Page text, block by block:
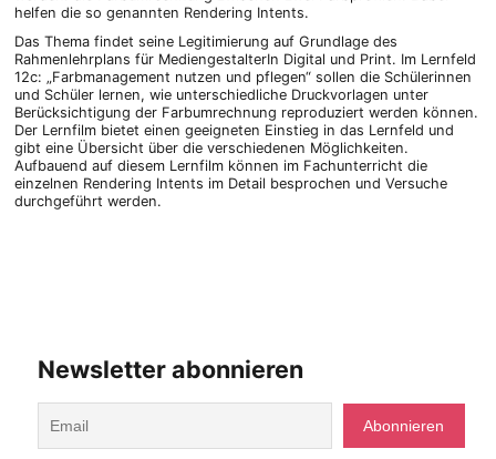
helfen die so genannten Rendering Intents.
Das Thema findet seine Legitimierung auf Grundlage des
Rahmenlehrplans für MediengestalterIn Digital und Print. Im Lernfeld
12c: „Farbmanagement nutzen und pflegen“ sollen die Schülerinnen
und Schüler lernen, wie unterschiedliche Druckvorlagen unter
Berücksichtigung der Farbumrechnung reproduziert werden können.
Der Lernfilm bietet einen geeigneten Einstieg in das Lernfeld und
gibt eine Übersicht über die verschiedenen Möglichkeiten.
Aufbauend auf diesem Lernfilm können im Fachunterricht die
einzelnen Rendering Intents im Detail besprochen und Versuche
durchgeführt werden.
Newsletter abonnieren